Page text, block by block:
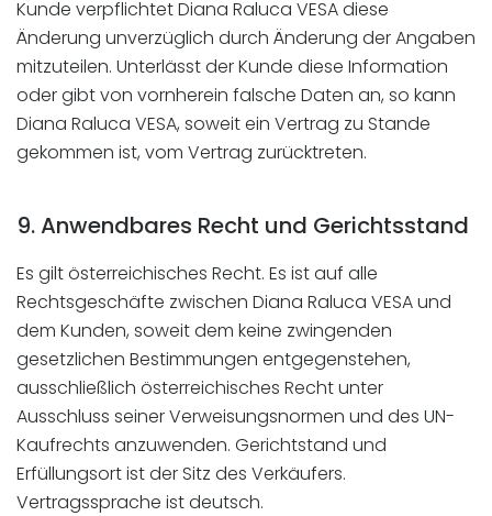
Kunde verpflichtet Diana Raluca VESA diese
Änderung unverzüglich durch Änderung der Angaben
mitzuteilen. Unterlässt der Kunde diese Information
oder gibt von vornherein falsche Daten an, so kann
Diana Raluca VESA, soweit ein Vertrag zu Stande
gekommen ist, vom Vertrag zurücktreten.
9. Anwendbares Recht und Gerichtsstand
Es gilt österreichisches Recht. Es ist auf alle
Rechtsgeschäfte zwischen Diana Raluca VESA und
dem Kunden, soweit dem keine zwingenden
gesetzlichen Bestimmungen entgegenstehen,
ausschließlich österreichisches Recht unter
Ausschluss seiner Verweisungsnormen und des UN-
Kaufrechts anzuwenden. Gerichtstand und
Erfüllungsort ist der Sitz des Verkäufers.
Vertragssprache ist deutsch.